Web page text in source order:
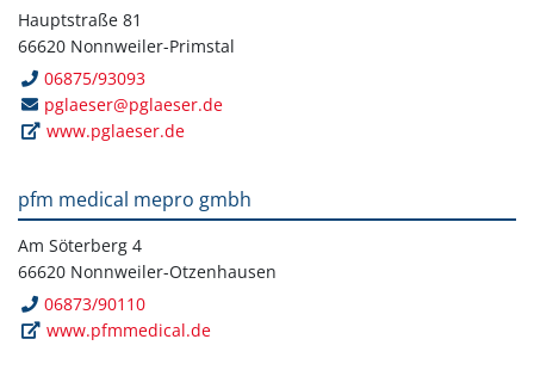
Hauptstraße 81
66620 Nonnweiler-Primstal
06875/93093
pglaeser@pglaeser.de
www.pglaeser.de
pfm medical mepro gmbh
Am Söterberg 4
66620 Nonnweiler-Otzenhausen
06873/90110
www.pfmmedical.de